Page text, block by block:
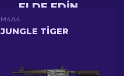
ELDE EDIN
M4A4
JUNGLE TIGER